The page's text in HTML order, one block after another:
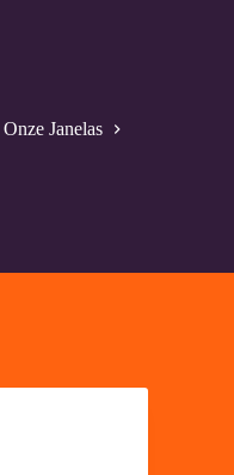
Janelas